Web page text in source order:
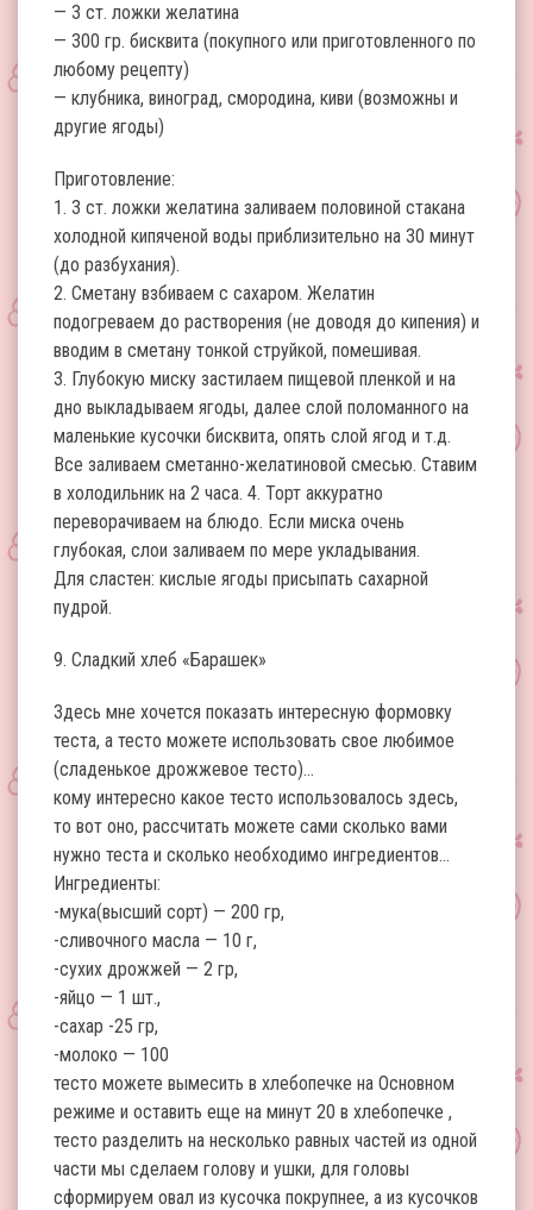
— 3 ст. ложки желатина
— 300 гр. бисквита (покупного или приготовленного по
любому рецепту)
— клубника, виноград, смородина, киви (возможны и
другие ягоды)
Приготовление:
1. 3 ст. ложки желатина заливаем половиной стакана
холодной кипяченой воды приблизительно на 30 минут
(до разбухания).
2. Сметану взбиваем с сахаром. Желатин
подогреваем до растворения (не доводя до кипения) и
вводим в сметану тонкой струйкой, помешивая.
3. Глубокую миску застилаем пищевой пленкой и на
дно выкладываем ягоды, далее слой поломанного на
маленькие кусочки бисквита, опять слой ягод и т.д.
Все заливаем сметанно-желатиновой смесью. Ставим
в холодильник на 2 часа. 4. Торт аккуратно
переворачиваем на блюдо. Если миска очень
глубокая, слои заливаем по мере укладывания.
Для сластен: кислые ягоды присыпать сахарной
пудрой.
9. Сладкий хлеб «Барашек»
Здесь мне хочется показать интересную формовку
теста, а тесто можете использовать свое любимое
(сладенькое дрожжевое тесто)…
кому интересно какое тесто использовалось здесь,
то вот оно, рассчитать можете сами сколько вами
нужно теста и сколько необходимо ингредиентов…
Ингредиенты:
-мука(высший сорт) — 200 гр,
-сливочного масла — 10 г,
-сухих дрожжей — 2 гр,
-яйцо — 1 шт.,
-сахар -25 гр,
-молоко — 100
тесто можете вымесить в хлебопечке на Основном
режиме и оставить еще на минут 20 в хлебопечке ,
тесто разделить на несколько равных частей из одной
части мы сделаем голову и ушки, для головы
сформируем овал из кусочка покрупнее, а из кусочков